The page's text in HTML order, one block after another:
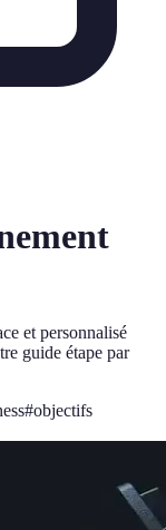
et personnalisé
guide étape par
#objectifs